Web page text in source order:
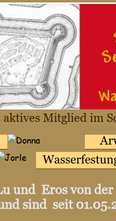
aktives Mitglied im
und  Eros von
sind  seit